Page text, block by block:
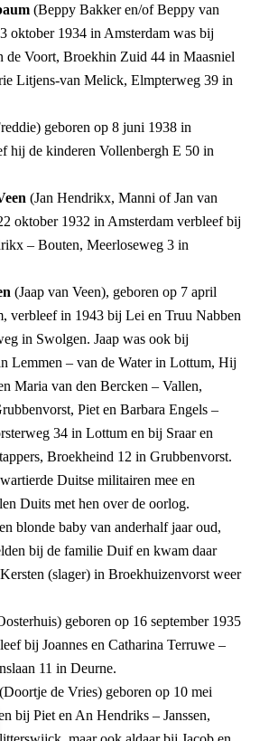
(Beppy Bakker en/of Beppy van
oktober 1934 in Amsterdam was bij
de Voort, Broekhin Zuid 44 in Maasniel
Litjens-van Melick, Elmpterweg 39 in
geboren op 8 juni 1938 in
hij de kinderen Vollenbergh E 50 in
(Jan Hendrikx, Manni of Jan van
oktober 1932 in Amsterdam verbleef bij
– Bouten, Meerloseweg 3 in
(Jaap van Veen), geboren op 7 april
verbleef in 1943 bij Lei en Truu Nabben
in Swolgen. Jaap was ook bij
Lemmen – van de Water in Lottum, Hij
Maria van den Bercken – Vallen,
Piet en Barbara Engels –
34 in Lottum en bij Sraar en
Broekheind 12 in Grubbenvorst.
Duitse militairen mee en
Duits met hen over de oorlog.
blonde baby van anderhalf jaar oud,
bij de familie Duif en kwam daar
(slager) in Broekhuizenvorst weer
geboren op 16 september 1935
bij Joannes en Catharina Terruwe –
11 in Deurne.
(Doortje de Vries) geboren op 10 mei
bij Piet en An Hendriks – Janssen,